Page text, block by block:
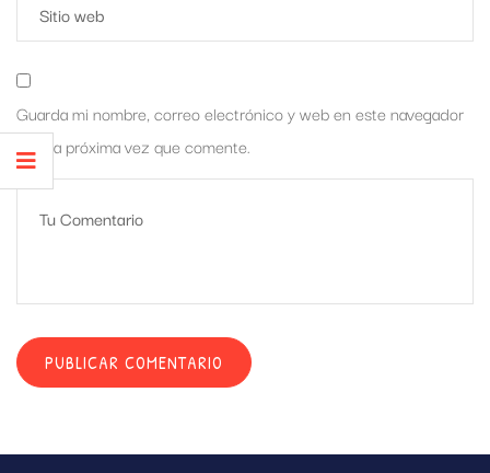
Guarda mi nombre, correo electrónico y web en este navegador
para la próxima vez que comente.